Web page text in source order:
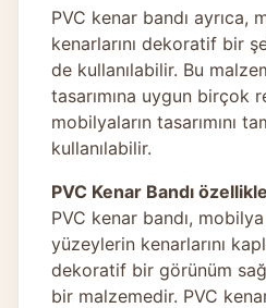
PVC kenar bandı ayrıca,
kenarlarını dekoratif bir
de kullanılabilir. Bu
tasarımına uygun birçok
mobilyaların tasarımını
kullanılabilir.
PVC Kenar Bandı
PVC kenar bandı,
yüzeylerin kenarlarını
dekoratif bir görünüm
bir malzemedir. PVC kenar